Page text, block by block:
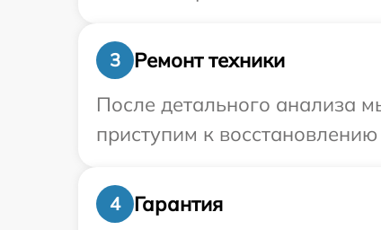
3
Ремонт техники
После детального анализа
приступим к восстановлению
4
Гарантия